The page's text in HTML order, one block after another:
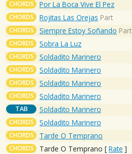
CHORDS Por La Boca Vive El Pez
CHORDS Rojitas Las Orejas Part
CHORDS Siempre Estoy Soñando Part
CHORDS Sobra La Luz
CHORDS Soldadito Marinero
CHORDS Soldadito Marinero
CHORDS Soldadito Marinero
CHORDS Soldadito Marinero
TAB Soldadito Marinero
CHORDS Soldadito Marinero
CHORDS Tarde O Temprano
CHORDS Tarde O Temprano [ Rate ]